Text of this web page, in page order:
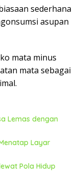
sederhana
asupan
mata minus
mata sebagai
Lemas dengan
Layar
Pola Hidup